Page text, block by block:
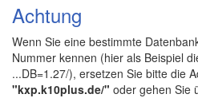
Achtung
Wenn Sie eine bestimmte
Nummer kennen (hier als Beispiel
...DB=1.27/), ersetzen Sie bitte die
"kxp.k10plus.de/" oder gehen Sie